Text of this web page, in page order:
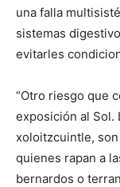
una falla
sistemas
evitarles
“Otro riesgo que
exposición al Sol.
xoloitzcuintle,
quienes rapan a
bernardos o